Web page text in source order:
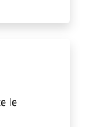
le